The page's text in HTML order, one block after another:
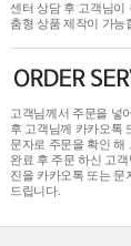
센터 상담 후 고객님이
춤형 상품 제작이 가능
고객님께서 주문을 넣
후 고객님께 카카오톡
문자로 주문을 확인 해
완료 후 주문 하신 고
진을 카카오톡 또는 문
드립니다.